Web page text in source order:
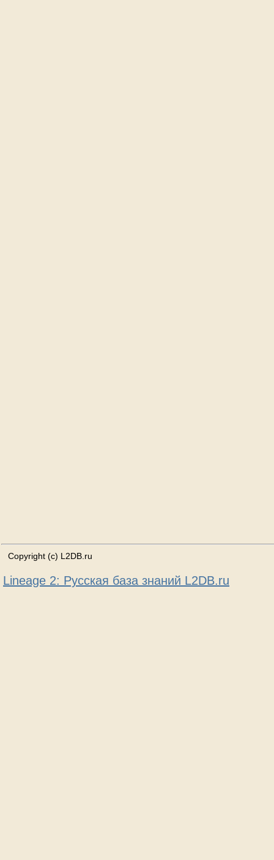
Copyright (c) L2DB.ru
Lineage 2: Русская база знаний L2DB.ru